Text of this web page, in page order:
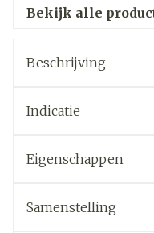
Bekijk alle
Beschrijving
Indicatie
Eigenschappen
Samenstelling